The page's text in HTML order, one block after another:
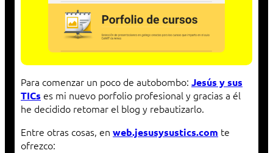
Para comenzar un poco de autobombo: Jesús y sus
TICs es mi nuevo porfolio profesional y gracias a él
he decidido retomar el blog y rebautizarlo.
Entre otras cosas, en web.jesusysustics.com te
ofrezco: